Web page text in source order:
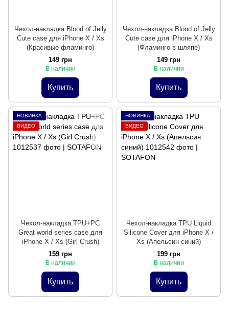
Чехол-накладка Blood of Jelly
Cute case для iPhone X / Xs
(Красивые фламинго)
149 грн
В наличии
Купить
Чехол-накладка Blood of Jelly
Cute case для iPhone X / Xs
(Фламинго в шляпе)
149 грн
В наличии
Купить
НОВИНКА
ВИДЕО
Чехол-накладка TPU+PC
Great world series case для
iPhone X / Xs (Girl Crush)
159 грн
В наличии
Купить
НОВИНКА
ВИДЕО
Чехол-накладка TPU Liquid
Silicone Cover для iPhone X /
Xs (Апельсин синий)
199 грн
В наличии
Купить